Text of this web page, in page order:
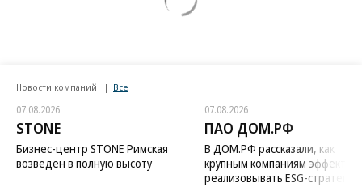
Новости компаний Все
07.08.2026
STONE
Бизнес-центр STONE Римская
возведен в полную высоту
07.08.2026
ПАО ДОМ.РФ
В ДОМ.РФ рассказали, как
крупным компаниям
реализовывать ESG-стратегию